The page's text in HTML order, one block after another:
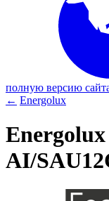
полную версию
← Energolux
AI/